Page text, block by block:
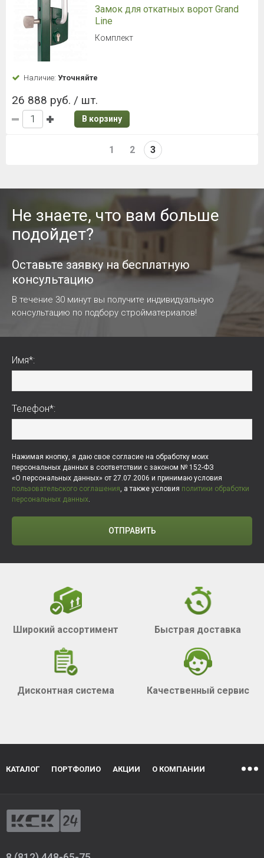
Замок для откатных ворот Grand
Line
Комплект
Наличие: Уточняйте
26 888 руб. / шт.
В корзину
1 2 3
Не знаете, что вам больше
подойдет?
Оставьте заявку на бесплатную
консультацию
В течение 30 минут вы получите индивидуальную
консультацию по подбору стройматериалов!
Имя*:
Телефон*:
Нажимая кнопку, я даю свое согласие на обработку моих
персональных данных в соответствии с законом № 152-ФЗ
«О персональных данных» от 27.07.2006 и принимаю условия
пользовательского соглашения, а также условия политики обработки
персональных данных.
ОТПРАВИТЬ
Широкий ассортимент Быстрая доставка
Дисконтная система Качественный сервис
КАТАЛОГ ПОРТФОЛИО АКЦИИ О КОМПАНИИ